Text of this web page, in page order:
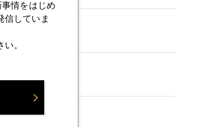
情をはじめ
信していま
。